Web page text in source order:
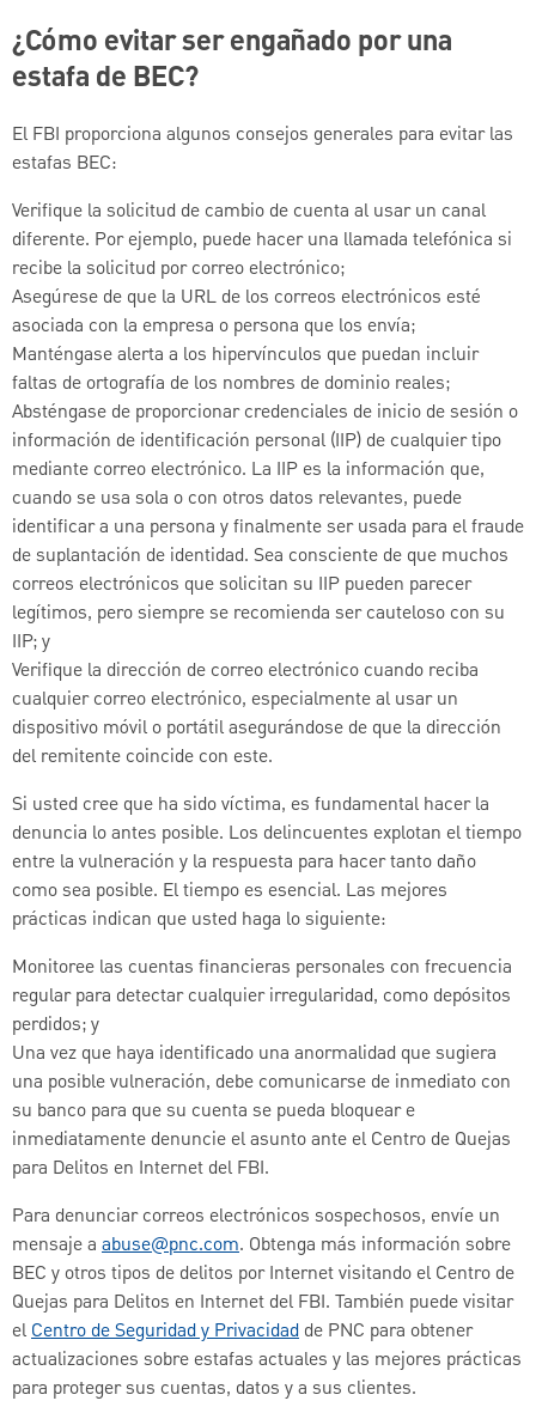
¿Cómo evitar ser engañado por una
estafa de BEC?
El FBI proporciona algunos consejos generales para evitar las
estafas BEC:
Verifique la solicitud de cambio de cuenta al usar un canal
diferente. Por ejemplo, puede hacer una llamada telefónica si
recibe la solicitud por correo electrónico;
Asegúrese de que la URL de los correos electrónicos esté
asociada con la empresa o persona que los envía;
Manténgase alerta a los hipervínculos que puedan incluir
faltas de ortografía de los nombres de dominio reales;
Absténgase de proporcionar credenciales de inicio de sesión o
información de identificación personal (IIP) de cualquier tipo
mediante correo electrónico. La IIP es la información que,
cuando se usa sola o con otros datos relevantes, puede
identificar a una persona y finalmente ser usada para el fraude
de suplantación de identidad. Sea consciente de que muchos
correos electrónicos que solicitan su IIP pueden parecer
legítimos, pero siempre se recomienda ser cauteloso con su
IIP; y
Verifique la dirección de correo electrónico cuando reciba
cualquier correo electrónico, especialmente al usar un
dispositivo móvil o portátil asegurándose de que la dirección
del remitente coincide con este.
Si usted cree que ha sido víctima, es fundamental hacer la
denuncia lo antes posible. Los delincuentes explotan el tiempo
entre la vulneración y la respuesta para hacer tanto daño
como sea posible. El tiempo es esencial. Las mejores
prácticas indican que usted haga lo siguiente:
Monitoree las cuentas financieras personales con frecuencia
regular para detectar cualquier irregularidad, como depósitos
perdidos; y
Una vez que haya identificado una anormalidad que sugiera
una posible vulneración, debe comunicarse de inmediato con
su banco para que su cuenta se pueda bloquear e
inmediatamente denuncie el asunto ante el Centro de Quejas
para Delitos en Internet del FBI.
Para denunciar correos electrónicos sospechosos, envíe un
mensaje a abuse@pnc.com. Obtenga más información sobre
BEC y otros tipos de delitos por Internet visitando el Centro de
Quejas para Delitos en Internet del FBI. También puede visitar
elCentro de Seguridad y Privacidad de PNC para obtener
actualizaciones sobre estafas actuales y las mejores prácticas
para proteger sus cuentas, datos y a sus clientes.